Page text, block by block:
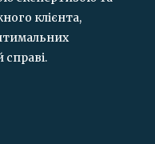
клієнта,
справі.